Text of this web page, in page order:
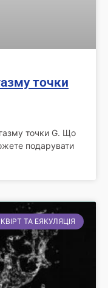
точки
точки G. Що
подарувати
ТА ЕЯКУЛЯЦІЯ